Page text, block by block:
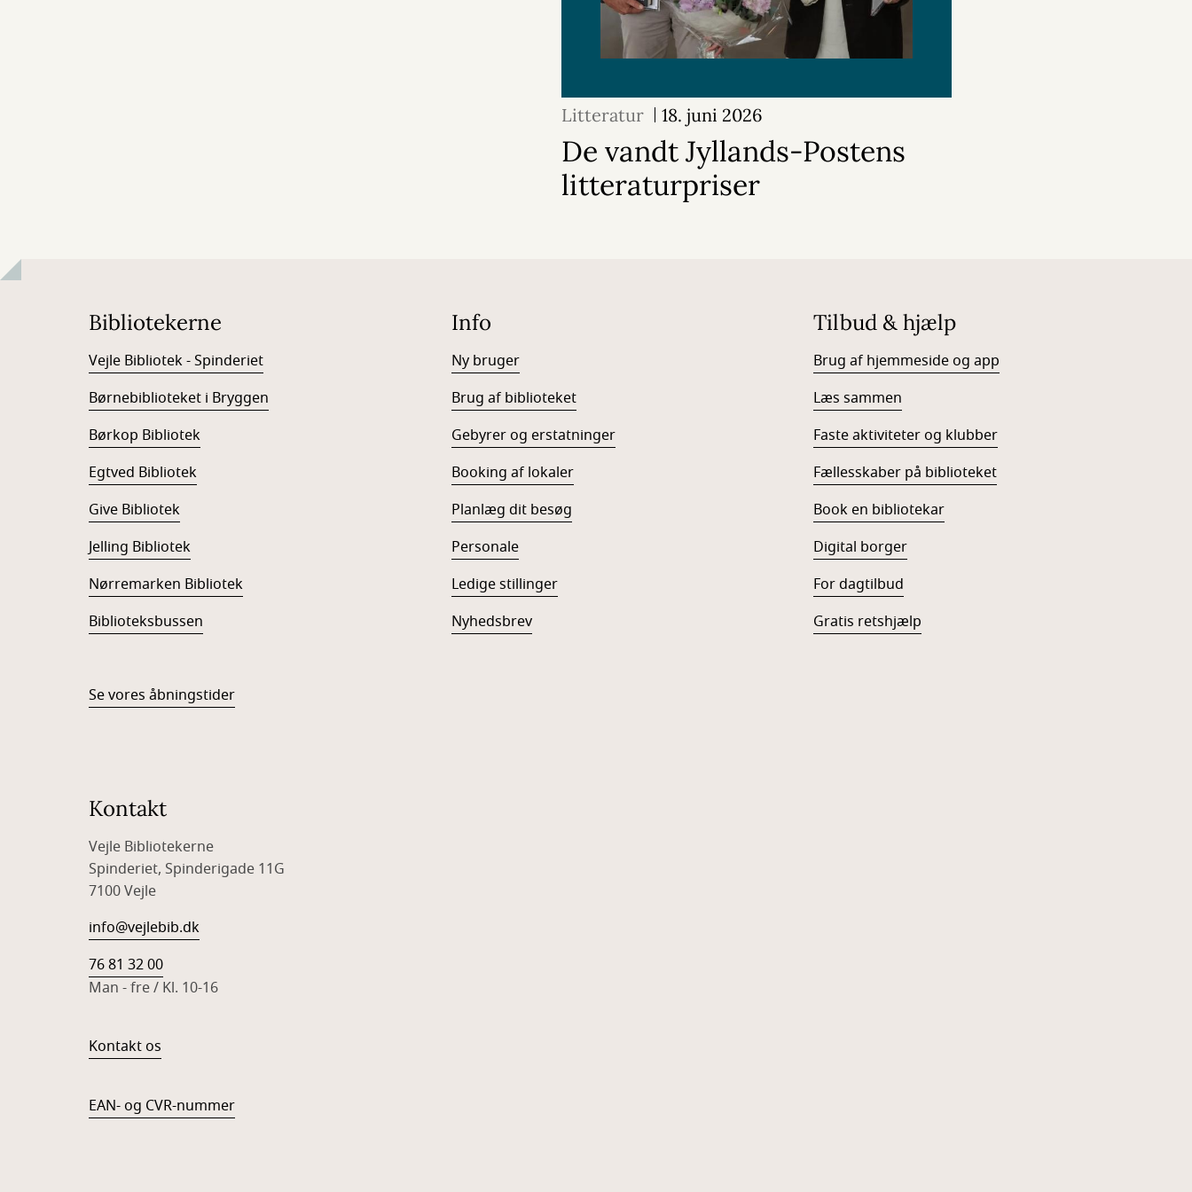
Litteratur 18. juni 2026
De vandt Jyllands-Postens
litteraturpriser
Bibliotekerne
Vejle Bibliotek - Spinderiet
Børnebiblioteket i Bryggen
Børkop Bibliotek
Egtved Bibliotek
Give Bibliotek
Jelling Bibliotek
Nørremarken Bibliotek
Biblioteksbussen
Se vores åbningstider
Info
Ny bruger
Brug af biblioteket
Gebyrer og erstatninger
Booking af lokaler
Planlæg dit besøg
Personale
Ledige stillinger
Nyhedsbrev
Tilbud & hjælp
Brug af hjemmeside og app
Læs sammen
Faste aktiviteter og klubber
Fællesskaber på biblioteket
Book en bibliotekar
Digital borger
For dagtilbud
Gratis retshjælp
Kontakt
Vejle Bibliotekerne
Spinderiet, Spinderigade 11G
7100 Vejle
info@vejlebib.dk
76 81 32 00
Man - fre / Kl. 10-16
Kontakt os
EAN- og CVR-nummer